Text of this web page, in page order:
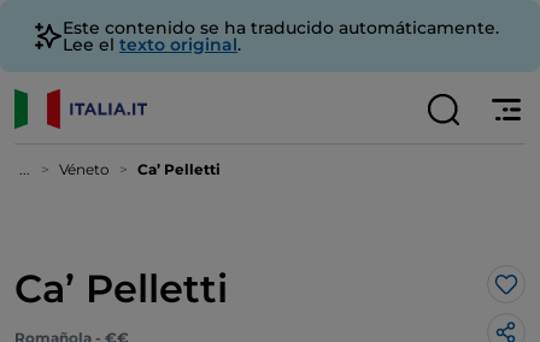
Este contenido se ha traducido automáticamente.
Lee el texto original.
... Véneto Ca’ Pelletti
Ca’ Pelletti Me
Romañola - €€